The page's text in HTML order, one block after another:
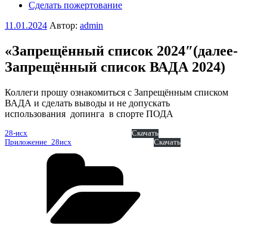
Сделать пожертование
Опубликовано
11.01.2024 Автор: admin
«Запрещённый список 2024″(далее-
Запрещённый список ВАДА 2024)
Коллеги прошу ознакомиться с Запрещённым списком
ВАДА и сделать выводы и не допускать
использования допинга в спорте ПОДА
28-исх
Скачать
Приложение_28исх
Скачать